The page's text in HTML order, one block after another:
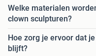
Welke materialen
clown sculpturen?
Hoe zorg je ervoor dat
blijft?